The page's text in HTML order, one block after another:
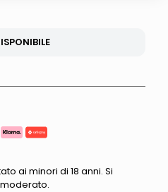
ai minori di 18 anni. Si